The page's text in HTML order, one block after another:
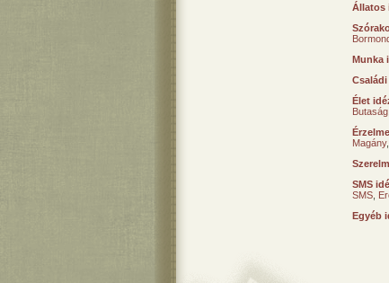
Állatos
Munka
Élet
Butaság
Magány,
SMS
SMS
Egyéb